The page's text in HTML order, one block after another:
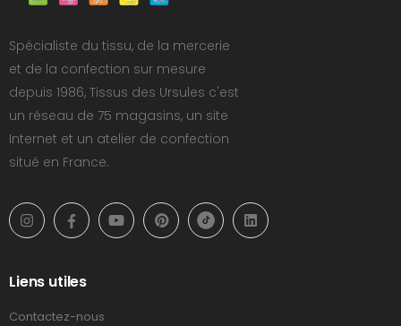
Spécialiste du tissu, de la mercerie
et de la confection sur mesure
depuis 1986, Tissus des Ursules c'est
un réseau de 75 magasins, un site
Internet et un atelier de confection
situé en France.
Liens utiles
Contactez-nous